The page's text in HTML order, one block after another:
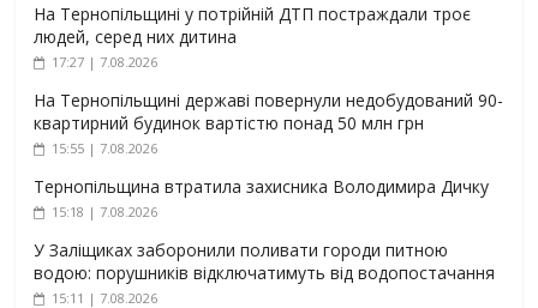
На Тернопільщині у потрійній ДТП постраждали троє
людей, серед них дитина
17:27 | 7.08.2026
На Тернопільщині державі повернули недобудований 90-
квартирний будинок вартістю понад 50 млн грн
15:55 | 7.08.2026
Тернопільщина втратила захисника Володимира Дичку
15:18 | 7.08.2026
У Заліщиках заборонили поливати городи питною
водою: порушників відключатимуть від водопостачання
15:11 | 7.08.2026